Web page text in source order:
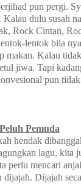
pun pergi.
Kalau dulu susah
Rock Cintan,
lentok bila
makan. Kalau
jiwa. Tapi
pun tidak
Peluh Pemuda
hendak
lagu, kita
perlu mencari
Dijajah